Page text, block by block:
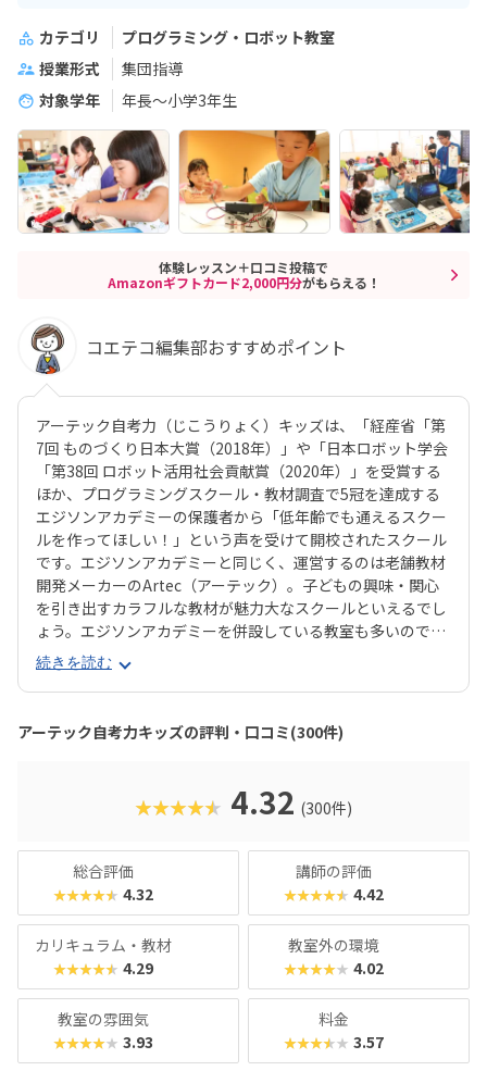
カテゴリ
プログラミング・ロボット教室
授業形式
集団指導
対象学年
年長～小学3年生
体験レッスン＋口コミ投稿で
Amazonギフトカード2,000円分がもらえる！
コエテコ編集部おすすめポイント
アーテック自考力（じこうりょく）キッズは、「経産省「第
7回 ものづくり日本大賞（2018年）」や「日本ロボット学会
「第38回 ロボット活用社会貢献賞（2020年）」を受賞する
ほか、プログラミングスクール・教材調査で5冠を達成する
エジソンアカデミーの保護者から「低年齢でも通えるスクー
ルを作ってほしい！」という声を受けて開校されたスクール
です。エジソンアカデミーと同じく、運営するのは老舗教材
開発メーカーのArtec（アーテック）。子どもの興味・関心
を引き出すカラフルな教材が魅力大なスクールといえるでし
ょう。エジソンアカデミーを併設している教室も多いので、
年齢が上がっても同系列の教室に通い続けられるのが魅力で
す。授業は1ヶ月に4回で、60分ずつ。推奨年齢は年長〜小3
で、授業を通して集中力や創造力を育みます。カリキュラム
はブロックを使った図形パズルに取り組む「パズル」、ロボ
ットを組み立てて動かす「ロボット」、パソコンを使ってロ
り、コエテコの口コミにも「いろいろな能力がバランスよく
育ちそう」という声が寄せられています。とくに評価が高い
ットやプログラミングの世界に入っていけると評判です。大
好きなブロックをきっかけに、これからの社会で必要とされ
るスキルの芽を育てたいと考える保護者におすすめのスクー
ルといえるでしょう。
続きを読む
アーテック自考力キッズの評判・口コミ(300件)
★★★★★ 4.32 (300件)
総合評価
★★★★★ 4.32
講師の評価
★★★★★ 4.42
カリキュラム・教材
★★★★★ 4.29
教室外の環境
★★★★★ 4.02
教室の雰囲気
★★★★★ 3.93
料金
★★★★★ 3.57